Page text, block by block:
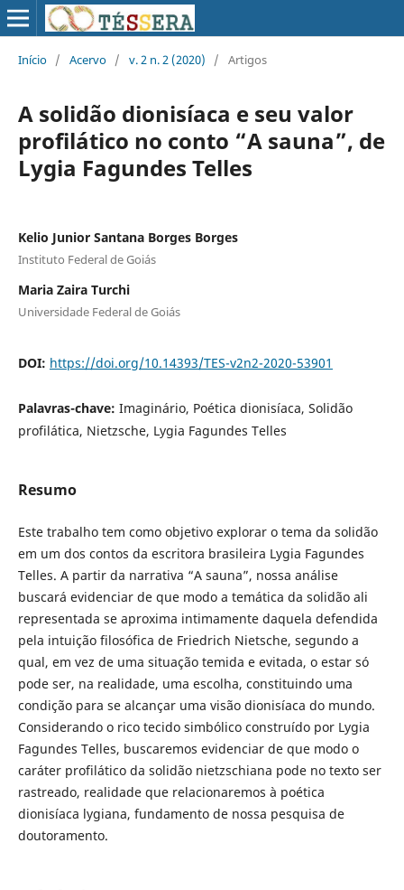
Início / Acervo / v. 2 n. 2 (2020) / Artigos
A solidão dionisíaca e seu valor
profilático no conto “A sauna”, de
Lygia Fagundes Telles
Kelio Junior Santana Borges Borges
Instituto Federal de Goiás
Maria Zaira Turchi
Universidade Federal de Goiás
DOI: https://doi.org/10.14393/TES-v2n2-2020-53901
Palavras-chave: Imaginário, Poética dionisíaca, Solidão
profilática, Nietzsche, Lygia Fagundes Telles
Resumo
Este trabalho tem como objetivo explorar o tema da solidão
em um dos contos da escritora brasileira Lygia Fagundes
Telles. A partir da narrativa “A sauna”, nossa análise
buscará evidenciar de que modo a temática da solidão ali
representada se aproxima intimamente daquela defendida
pela intuição filosófica de Friedrich Nietsche, segundo a
qual, em vez de uma situação temida e evitada, o estar só
pode ser, na realidade, uma escolha, constituindo uma
condição para se alcançar uma visão dionisíaca do mundo.
Considerando o rico tecido simbólico construído por Lygia
Fagundes Telles, buscaremos evidenciar de que modo o
caráter profilático da solidão nietzschiana pode no texto ser
rastreado, realidade que relacionaremos à poética
dionisíaca lygiana, fundamento de nossa pesquisa de
doutoramento.